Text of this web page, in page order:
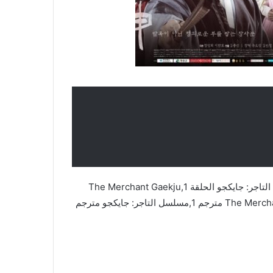
مسلسل التاجر: جايكجو,The Merchant Gaekju,مسلسل التاجر: جايكجو الحلقة 1,The Merchant Gaekju